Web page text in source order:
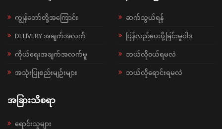
ကျွန်တော်တို့အကြောင်း
DELIVERY အချက်အလက်
ကိုယ်ရေးအချက်အလက်မူ
အသုံးပြုစည်းမျဉ်းများ
ဆက်သွယ်ရန်
ပြန်လည်ပေးပို့ခြင်းမူဝါဒ
ဘယ်လို၀ယ်ရမလဲ
ဘယ်လိုရောင်းရမလဲ
အခြားသိစရာ
ရောင်းသူများ